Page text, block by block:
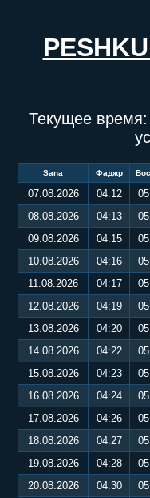
Текущее время:
Sana Фаджр
07.08.2026 04:12
08.08.2026
04:13
09.08.2026
04:15
10.08.2026
04:16
11.08.2026
04:17
12.08.2026
04:19
13.08.2026
04:20
14.08.2026
04:22
15.08.2026
04:23
16.08.2026
04:24
17.08.2026
04:26
18.08.2026
04:27
19.08.2026
04:28
20.08.2026
04:30